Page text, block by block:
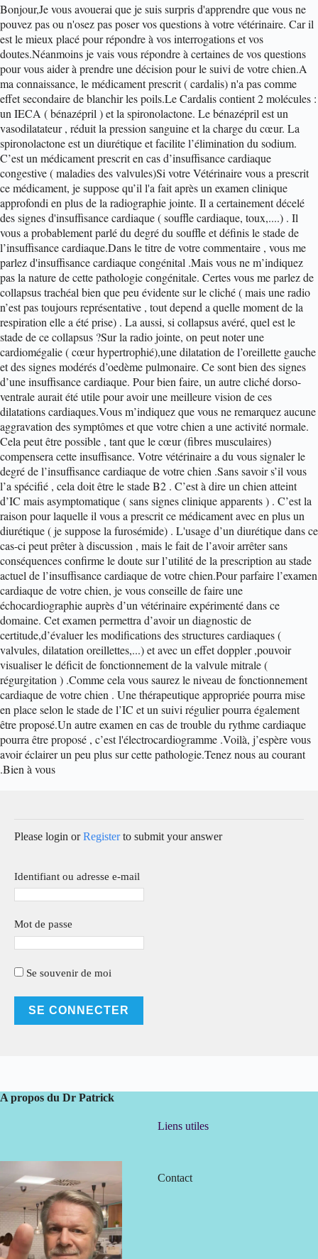
Bonjour,Je vous avouerai que je suis surpris d'apprendre que vous ne
pouvez pas ou n'osez pas poser vos questions à votre vétérinaire. Car il
est le mieux placé pour répondre à vos interrogations et vos
doutes.Néanmoins je vais vous répondre à certaines de vos questions
pour vous aider à prendre une décision pour le suivi de votre chien.A
ma connaissance, le médicament prescrit ( cardalis) n'a pas comme
effet secondaire de blanchir les poils.Le Cardalis contient 2 molécules :
un IECA ( bénazépril ) et la spironolactone. Le bénazépril est un
vasodilatateur , réduit la pression sanguine et la charge du cœur. La
spironolactone est un diurétique et facilite l’élimination du sodium.
C’est un médicament prescrit en cas d’insuffisance cardiaque
congestive ( maladies des valvules)Si votre Vétérinaire vous a prescrit
ce médicament, je suppose qu’il l'a fait après un examen clinique
approfondi en plus de la radiographie jointe. Il a certainement décelé
des signes d'insuffisance cardiaque ( souffle cardiaque, toux,....) . Il
vous a probablement parlé du degré du souffle et définis le stade de
l’insuffisance cardiaque.Dans le titre de votre commentaire , vous me
parlez d'insuffisance cardiaque congénital .Mais vous ne m’indiquez
pas la nature de cette pathologie congénitale. Certes vous me parlez de
collapsus trachéal bien que peu évidente sur le cliché ( mais une radio
n’est pas toujours représentative , tout depend a quelle moment de la
respiration elle a été prise) . La aussi, si collapsus avéré, quel est le
stade de ce collapsus ?Sur la radio jointe, on peut noter une
cardiomégalie ( cœur hypertrophié),une dilatation de l’oreillette gauche
et des signes modérés d’oedème pulmonaire. Ce sont bien des signes
d’une insuffisance cardiaque. Pour bien faire, un autre cliché dorso-
ventrale aurait été utile pour avoir une meilleure vision de ces
dilatations cardiaques.Vous m’indiquez que vous ne remarquez aucune
aggravation des symptômes et que votre chien a une activité normale.
Cela peut être possible , tant que le cœur (fibres musculaires)
compensera cette insuffisance. Votre vétérinaire a du vous signaler le
degré de l’insuffisance cardiaque de votre chien .Sans savoir s’il vous
l’a spécifié , cela doit être le stade B2 . C’est à dire un chien atteint
d’IC mais asymptomatique ( sans signes clinique apparents ) . C’est la
raison pour laquelle il vous a prescrit ce médicament avec en plus un
diurétique ( je suppose la furosémide) . L'usage d’un diurétique dans ce
cas-ci peut prêter à discussion , mais le fait de l’avoir arrêter sans
conséquences confirme le doute sur l’utilité de la prescription au stade
actuel de l’insuffisance cardiaque de votre chien.Pour parfaire l’examen
cardiaque de votre chien, je vous conseille de faire une
échocardiographie auprès d’un vétérinaire expérimenté dans ce
domaine. Cet examen permettra d’avoir un diagnostic de
certitude,d’évaluer les modifications des structures cardiaques (
valvules, dilatation oreillettes,...) et avec un effet doppler ,pouvoir
visualiser le déficit de fonctionnement de la valvule mitrale (
régurgitation ) .Comme cela vous saurez le niveau de fonctionnement
cardiaque de votre chien . Une thérapeutique appropriée pourra mise
en place selon le stade de l’IC et un suivi régulier pourra également
être proposé.Un autre examen en cas de trouble du rythme cardiaque
pourra être proposé , c’est l'électrocardiogramme .Voilà, j’espère vous
avoir éclairer un peu plus sur cette pathologie.Tenez nous au courant
.Bien à vous
Please login orRegisterto submit your answer
Identifiant ou adresse e-mail
Mot de passe
Se souvenir de moi
A propos du Dr Patrick
Liens utiles
Contact